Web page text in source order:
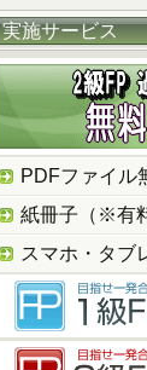
実施サービス
PDFファイル
紙冊子（※有
スマホ・タブ